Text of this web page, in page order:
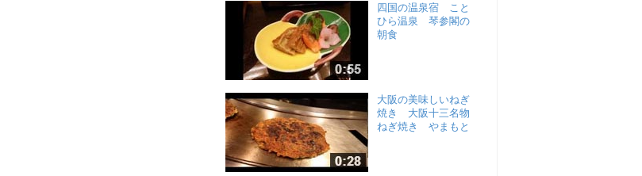
四国の温泉宿 こと
ひら温泉 琴参閣の
朝食
大阪の美味しいねぎ
焼き 大阪十三名物
ねぎ焼き やまもと